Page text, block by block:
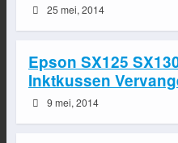
25 mei, 2014
Epson SX125
Inktkussen
9 mei, 2014